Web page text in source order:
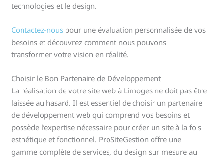
technologies et le design.
Contactez-nous pour une évaluation personnalisée de vos
besoins et découvrez comment nous pouvons
transformer votre vision en réalité.
Choisir le Bon Partenaire de Développement
La réalisation de votre site web à Limoges ne doit pas être
laissée au hasard. Il est essentiel de choisir un partenaire
de développement web qui comprend vos besoins et
possède l’expertise nécessaire pour créer un site à la fois
esthétique et fonctionnel. ProSiteGestion offre une
gamme complète de services, du design sur mesure au